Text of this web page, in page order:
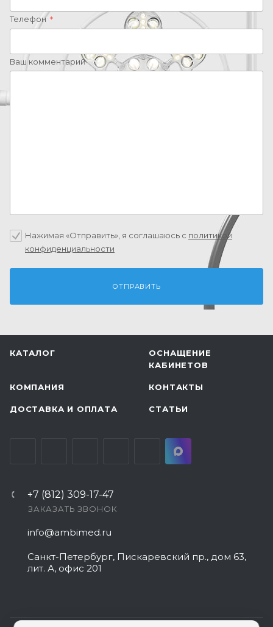
Телефон *
Ваш комментарий
Нажимая «Отправить», я соглашаюсь c политикой
конфиденциальности
КАТАЛОГ
ОСНАЩЕНИЕ
КАБИНЕТОВ
КОМПАНИЯ КОНТАКТЫ
ДОСТАВКА И ОПЛАТА СТАТЬИ
+7 (812) 309-17-47
ЗАКАЗАТЬ ЗВОНОК
info@ambimed.ru
Санкт-Петербург, Пискаревский пр., дом 63,
лит. А, офис 201